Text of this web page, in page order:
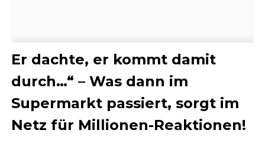
Er dachte, er kommt damit
durch…“ – Was dann im
Supermarkt passiert, sorgt im
Netz für Millionen-Reaktionen!